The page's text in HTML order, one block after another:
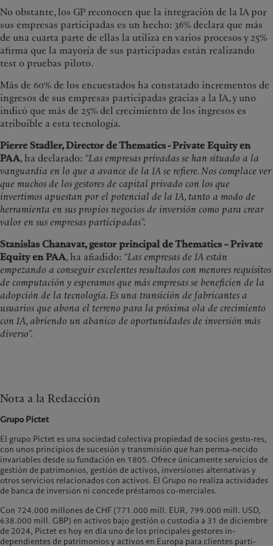
No obstante, los GP reconocen que la integración de la IA por
sus empresas participadas es un hecho: 36% declara que más
de una cuarta parte de ellas la utiliza en varios procesos y 25%
afirma que la mayoría de sus participadas están realizando
test o pruebas piloto.
Más de 60% de los encuestados ha constatado incrementos de
ingresos de sus empresas participadas gracias a la IA, y uno
indicó que más de 25% del crecimiento de los ingresos es
atribuible a esta tecnología.
Pierre Stadler, Director de Thematics - Private Equity en
PAA, ha declarado: “Las empresas privadas se han situado a la
vanguardia en lo que a avance de la IA se refiere. Nos complace ver
que muchos de los gestores de capital privado con los que
invertimos apuestan por el potencial de la IA, tanto a modo de
herramienta en sus propios negocios de inversión como para crear
valor en sus empresas participadas”.
Stanislas Chanavat, gestor principal de Thematics – Private
Equity en PAA, ha añadido: “Las empresas de IA están
empezando a conseguir excelentes resultados con menores requisitos
de computación y esperamos que más empresas se beneficien de la
adopción de la tecnología. Es una transición de fabricantes a
usuarios que abona el terreno para la próxima ola de crecimiento
con IA, abriendo un abanico de oportunidades de inversión más
diverso”.
Nota a la Redacción
Grupo Pictet
El grupo Pictet es una sociedad colectiva propiedad de socios gesto-res,
con unos principios de sucesión y transmisión que han perma-necido
invariables desde su fundación en 1805. Ofrece únicamente servicios de
gestión de patrimonios, gestión de activos, inversiones alternativas y
otros servicios relacionados con activos. El Grupo no realiza actividades
de banca de inversión ni concede préstamos co-merciales.
Con 724.000 millones de CHF (771.000 mill. EUR, 799.000 mill. USD,
638.000 mill. GBP) en activos bajo gestión o custodia a 31 de diciembre
de 2024, Pictet es hoy en día uno de los principales gestores in-
dependientes de patrimonios y activos en Europa para clientes parti-